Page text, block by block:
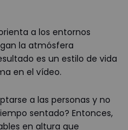
a los entornos
la atmósfera
es un estilo de vida
en el vídeo.
a las personas y no
sentado? Entonces,
en altura que